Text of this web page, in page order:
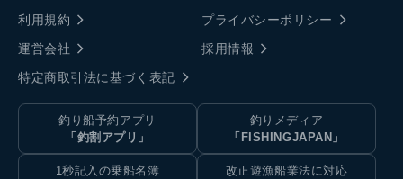
利用規約
プライバシーポリシー
運営会社
採用情報
特定商取引法に基づく表記
釣り船予約アプリ
「釣割アプリ」
釣りメディア
「FISHINGJAPAN」
1秒記入の乗船名簿
改正遊漁船業法に対応